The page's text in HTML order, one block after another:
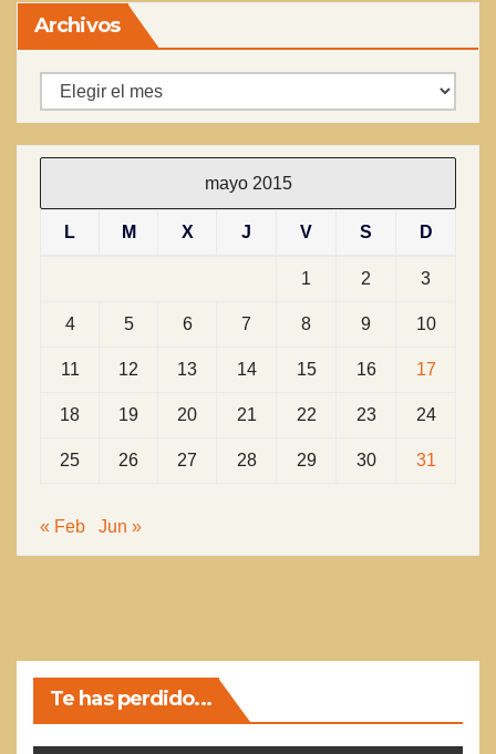
Archivos
Archivos
mayo 2015
L M X J V S D
1 2 3
4 5 6 7 8 9 10
11 12 13 14 15 16 17
18 19 20 21 22 23 24
25 26 27 28 29 30 31
« Feb Jun »
Te has perdido...